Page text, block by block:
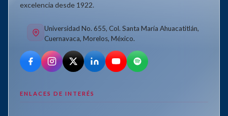
excelencia desde 1922.
Universidad No. 655, Col. Santa María Ahuacatitlán,
Cuernavaca, Morelos, México.
ENLACES DE INTERÉS